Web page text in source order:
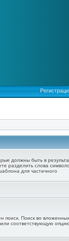
должны быть в
разделить слова
для частичного
поиск. Поиск во вложенных
соответствующую